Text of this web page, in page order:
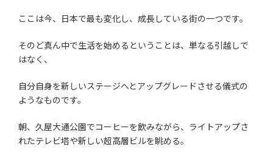
ここは今、日本で最も変化し、成長している街の一つです。
そのど真ん中で生活を始めるということは、単なる引越しで
はなく、
自分自身を新しいステージへとアップグレードさせる儀式の
ようなものです。
朝、久屋大通公園でコーヒーを飲みながら、ライトアップさ
れたテレビ塔や新しい超高層ビルを眺める。